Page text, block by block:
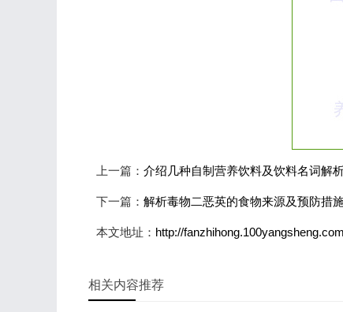
上一篇： 介绍几种自制营养饮料及饮料名词解
下一篇： 解析毒物二恶英的食物来源及预防措
本文地址： http://
相关内容推荐